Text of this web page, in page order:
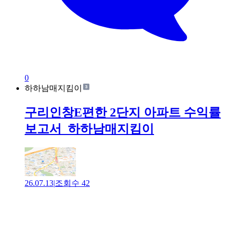
0
하하남매지킴이
구리인창E편한 2단지 아파트 수익률
보고서_하하남매지킴이
26.07.13|조회수 42